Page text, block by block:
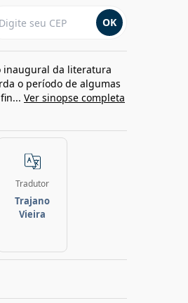
OK
inaugural da literatura
o período de algumas
Ver sinopse completa
Tradutor
Trajano
Vieira